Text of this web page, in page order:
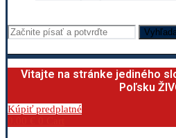
Vitajte na stránke jediného
Poľsku
Kúpiť predplatné